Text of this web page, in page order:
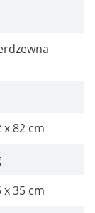
x 82 cm
x 35 cm